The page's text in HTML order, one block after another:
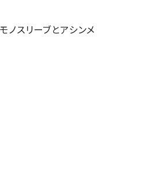
ノスリーブとアシンメ